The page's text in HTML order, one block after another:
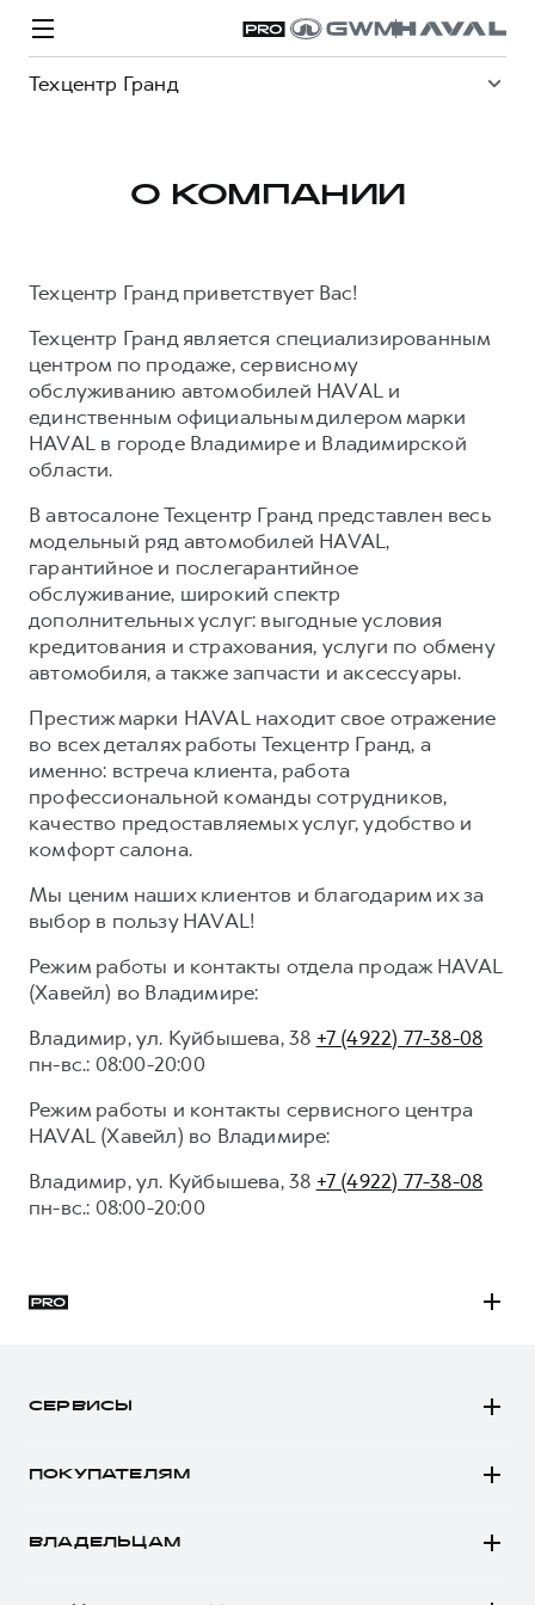
Техцентр Гранд
H3
от 2 499 000 ₽
H5
от 3 799 000 ₽ от 4 799 000 ₽
ВЫБОР И ПОКУПКА
Автомобили в наличии
Конфигуратор HAVAL
Аксессуары HAVAL
Программа «HAVAL Защита+»
Тест-драйв
Трейд-ин
КРЕДИТ И СТРАХОВАНИЕ
Кредитный калькулятор
Страхование
Кредит
Для малого бизнеса
Корпоративным клиентам
Крупным корпоративным клиентам
Система управления автопарком
Сервис для корпоративных клиентов
HAVAL Лизинг
АКСЕССУАРЫ HAVAL
Коллекция Базовая
СЕРВИС
Все о сервисе
Запись на сервис
Моторное масло
СЕРВИСНОЕ ОБСЛУЖИВАНИЕ
Нулевое ТО
Программа «Помощь на дороге»
Регламенты технического обслуживания
Электронный ПТС
ПОДДЕРЖКА
GWM Безопасность
Гарантия HAVAL
Мобильное приложение GWM
Программа «HAVAL Защита+»
Руководства по эксплуатации
Подписки
АКСЕССУАРЫ HAVAL
Автомобильные аксессуары
Коллекция PRO
СПЕЦПРЕДЛОЖЕНИЯ
Покупателям
Владельцам
БРЕНД HAVAL
О бренде
Новости
О GWM
ИНФОРМАЦИЯ О ДИЛЕРЕ
О дилере
Наша команда
Контакты
О КОМПАНИИ
Техцентр Гранд приветствует Вас!
Техцентр Гранд является специализированным
центром по продаже, сервисному
обслуживанию автомобилей HAVAL и
единственным официальным дилером марки
HAVAL в городе Владимире и Владимирской
области.
В автосалоне Техцентр Гранд представлен весь
модельный ряд автомобилей HAVAL,
гарантийное и послегарантийное
обслуживание, широкий спектр
дополнительных услуг: выгодные условия
кредитования и страхования, услуги по обмену
автомобиля, а также запчасти и аксессуары.
Престиж марки HAVAL находит свое отражение
во всех деталях работы Техцентр Гранд, а
именно: встреча клиента, работа
профессиональной команды сотрудников,
качество предоставляемых услуг, удобство и
комфорт салона.
Мы ценим наших клиентов и благодарим их за
выбор в пользу HAVAL!
Режим работы и контакты отдела продаж HAVAL
(Хавейл) во Владимире:
Владимир, ул. Куйбышева, 38 +7 (4922) 77-38-08
пн-вс.: 08:00-20:00
Режим работы и контакты сервисного центра
HAVAL (Хавейл) во Владимире:
Владимир, ул. Куйбышева, 38 +7 (4922) 77-38-08
пн-вс.: 08:00-20:00
СЕРВИСЫ
ПОКУПАТЕЛЯМ
Конфигуратор HAVAL
ВЛАДЕЛЬЦАМ